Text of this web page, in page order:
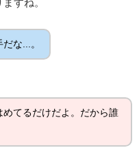
すね。
な...。
てるだけだよ。だから誰